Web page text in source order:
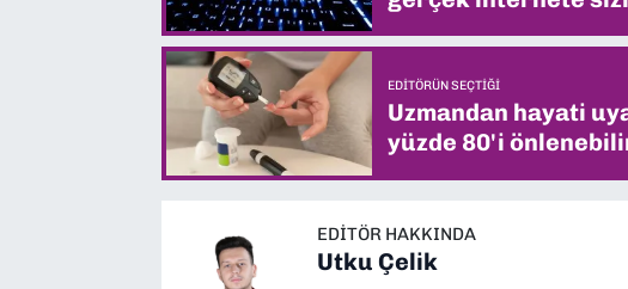
EDITÖRÜN SEÇTIĞI
Uzmandan hayati
yüzde 80'i
EDITÖR HAKKINDA
Utku Çelik